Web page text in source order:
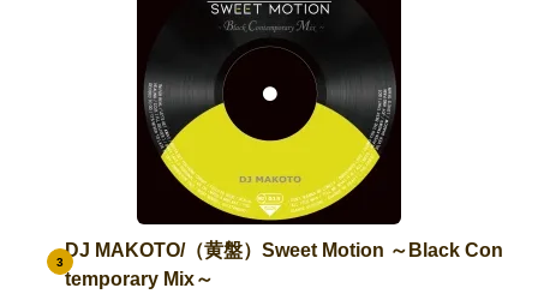
3
DJ MAKOTO/（黄盤）Sweet Motion ～Black Con
temporary Mix～